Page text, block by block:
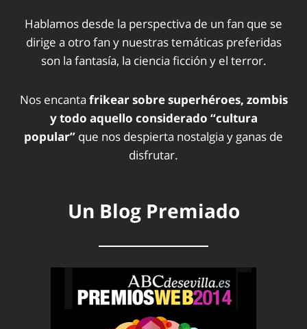
Hablamos desde la perspectiva de un fan que se
dirige a otro fan y nuestras temáticas preferidas
son la fantasía, la ciencia ficción y el terror.
Nos encanta frikear sobre superhéroes, zombis
y todo aquello considerado “cultura
popular” que nos despierta nostalgia y ganas de
disfrutar.
Un Blog Premiado